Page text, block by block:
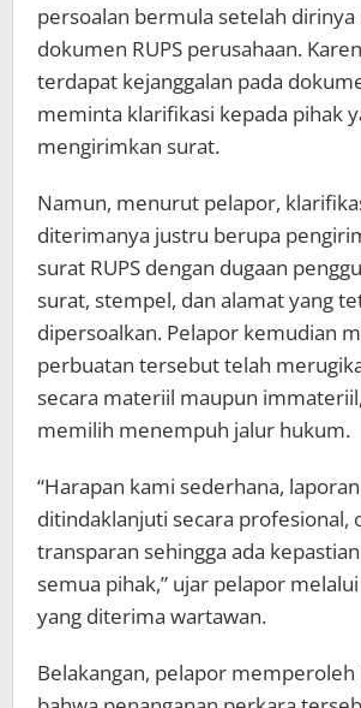
persoalan bermula setelah
dokumen RUPS perusahaan.
terdapat kejanggalan pada
meminta klarifikasi kepada pihak
mengirimkan surat.
Namun, menurut pelapor,
diterimanya justru berupa
surat RUPS dengan dugaan
surat, stempel, dan alamat yang
dipersoalkan. Pelapor kemudian
perbuatan tersebut telah
secara materiil maupun
memilih menempuh jalur hukum.
“Harapan kami sederhana,
ditindaklanjuti secara profesional,
transparan sehingga ada
semua pihak,” ujar pelapor
yang diterima wartawan.
Belakangan, pelapor